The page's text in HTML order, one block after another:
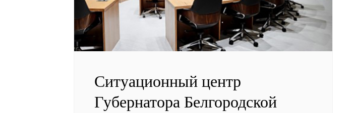
Ситуационный центр
Губернатора Белгородской